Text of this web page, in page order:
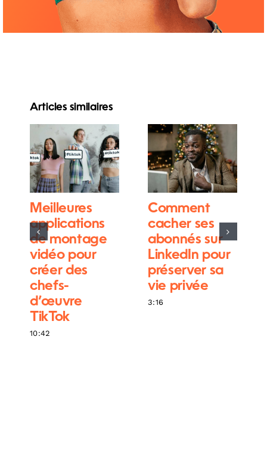
Articles similaires
Meilleures
applications
de montage
vidéo pour
créer des
chefs-
d’œuvre
TikTok
10:42
Comment
cacher ses
abonnés sur
LinkedIn pour
préserver sa
vie privée
3:16